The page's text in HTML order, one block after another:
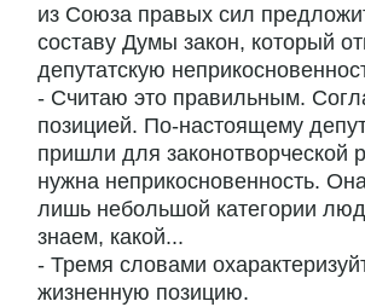
из Союза правых сил
составу Думы закон, который
депутатскую
- Считаю это правильным.
позицией. По-настоящему
пришли для законотворческой
нужна неприкосновенность.
лишь небольшой категории
знаем, какой...
- Тремя словами
жизненную позицию.